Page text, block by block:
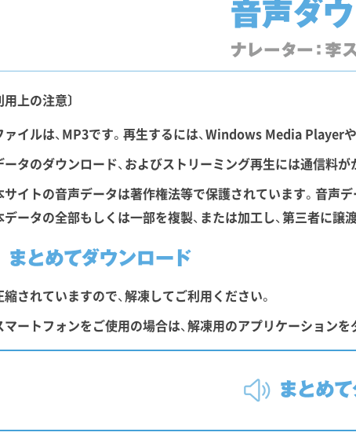
用上の注意〕
ァイルは、MP3です。再生するには、Windows Media Player
ータのダウンロード、およびストリーミング再生には通信料が
サイトの音声データは著作権法等で保護されています。音声
データの全部もしくは一部を複製、または加工し、第三者に譲
縮されていますので、解凍してご利用ください。
マートフォンをご使用の場合は、解凍用のアプリケーション